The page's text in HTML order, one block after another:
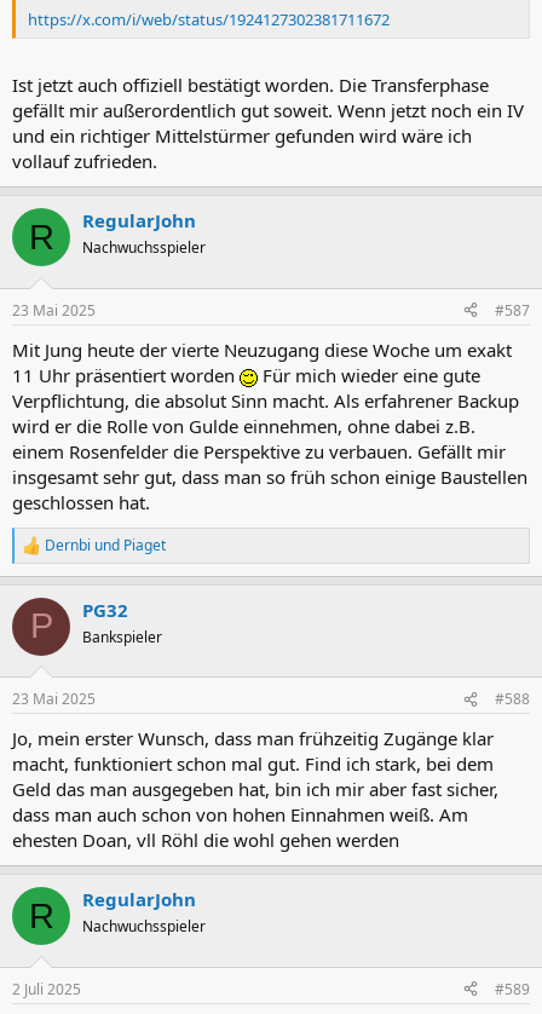
https://x.com/i/web/status/1924127302381711672
Ist jetzt auch offiziell bestätigt worden. Die Transferphase
gefällt mir außerordentlich gut soweit. Wenn jetzt noch ein IV
und ein richtiger Mittelstürmer gefunden wird wäre ich
vollauf zufrieden.
R RegularJohn
Nachwuchsspieler
23 Mai 2025 #587
Mit Jung heute der vierte Neuzugang diese Woche um exakt
11 Uhr präsentiert worden
Für mich wieder eine gute
Verpflichtung, die absolut Sinn macht. Als erfahrener Backup
wird er die Rolle von Gulde einnehmen, ohne dabei z.B.
einem Rosenfelder die Perspektive zu verbauen. Gefällt mir
insgesamt sehr gut, dass man so früh schon einige Baustellen
geschlossen hat.
R
e
k
i
e
:
Dernbi und Piaget
P PG32
Bankspieler
23 Mai 2025 #588
Jo, mein erster Wunsch, dass man frühzeitig Zugänge klar
macht, funktioniert schon mal gut. Find ich stark, bei dem
Geld das man ausgegeben hat, bin ich mir aber fast sicher,
dass man auch schon von hohen Einnahmen weiß. Am
ehesten Doan, vll Röhl die wohl gehen werden
R RegularJohn
Nachwuchsspieler
2 Juli 2025 #589